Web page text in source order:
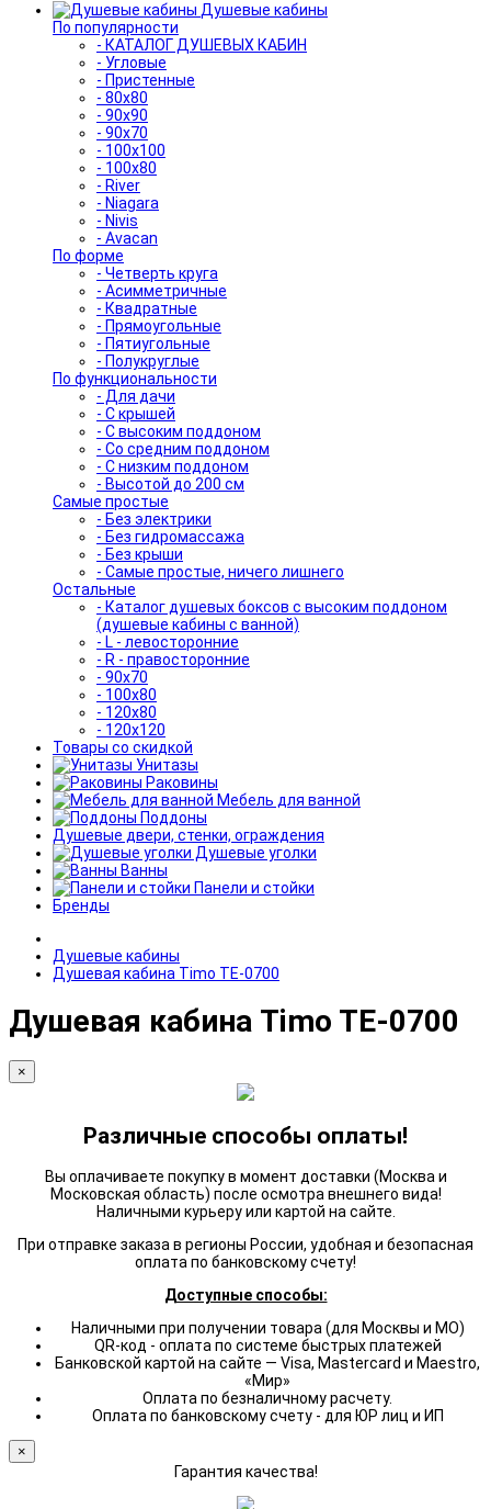
Душевые кабины
По популярности
- КАТАЛОГ ДУШЕВЫХ КАБИН
- Угловые
- Пристенные
- 80x80
- 90x90
- 90x70
- 100x100
- 100x80
- River
- Niagara
- Nivis
- Avacan
По форме
- Четверть круга
- Асимметричные
- Квадратные
- Прямоугольные
- Пятиугольные
- Полукруглые
По функциональности
- Для дачи
- С крышей
- С высоким поддоном
- Со средним поддоном
- С низким поддоном
- Высотой до 200 см
Самые простые
- Без электрики
- Без гидромассажа
- Без крыши
- Самые простые, ничего лишнего
Остальные
- Каталог душевых боксов с высоким поддоном
(душевые кабины с ванной)
- L - левосторонние
- R - правосторонние
- 90x70
- 100x80
- 120x80
- 120x120
Товары со скидкой
Унитазы
Раковины
Мебель для ванной
Поддоны
Душевые двери, стенки, ограждения
Душевые уголки
Ванны
Панели и стойки
Бренды
Душевые кабины
Душевая кабина Timo TE-0700
Душевая кабина Timo TE-0700
×
Различные способы оплаты!
Вы оплачиваете покупку в момент доставки (Москва и
Московская область) после осмотра внешнего вида!
Наличными курьеру или картой на сайте.
При отправке заказа в регионы России, удобная и безопасная
оплата по банковскому счету!
Доступные способы:
Наличными при получении товара (для Москвы и МО)
QR-код - оплата по системе быстрых платежей
Банковской картой на сайте — Visa, Mastercard и Maestro,
«Мир»
Оплата по безналичному расчету.
Оплата по банковскому счету - для ЮР лиц и ИП
×
Гарантия качества!